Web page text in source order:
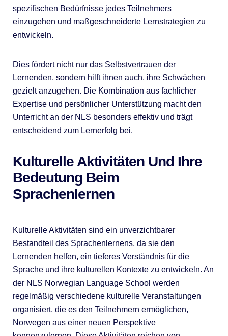
spezifischen Bedürfnisse jedes Teilnehmers
einzugehen und maßgeschneiderte Lernstrategien zu
entwickeln.
Dies fördert nicht nur das Selbstvertrauen der
Lernenden, sondern hilft ihnen auch, ihre Schwächen
gezielt anzugehen. Die Kombination aus fachlicher
Expertise und persönlicher Unterstützung macht den
Unterricht an der NLS besonders effektiv und trägt
entscheidend zum Lernerfolg bei.
Kulturelle Aktivitäten Und Ihre
Bedeutung Beim
Sprachenlernen
Kulturelle Aktivitäten sind ein unverzichtbarer
Bestandteil des Sprachenlernens, da sie den
Lernenden helfen, ein tieferes Verständnis für die
Sprache und ihre kulturellen Kontexte zu entwickeln. An
der NLS Norwegian Language School werden
regelmäßig verschiedene kulturelle Veranstaltungen
organisiert, die es den Teilnehmern ermöglichen,
Norwegen aus einer neuen Perspektive